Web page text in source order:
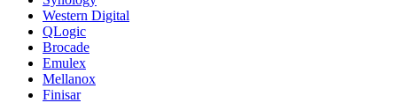
Western Digital
QLogic
Brocade
Emulex
Mellanox
Finisar